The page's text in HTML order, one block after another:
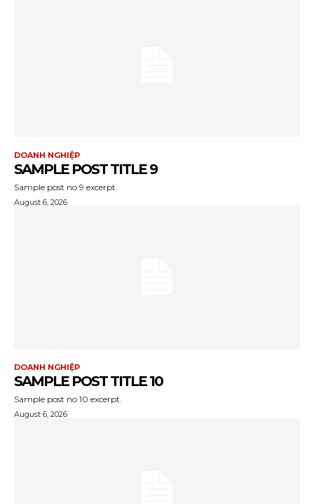
DOANH NGHIỆP
SAMPLE POST TITLE 9
Sample post no 9 excerpt.
August 6, 2026
DOANH NGHIỆP
SAMPLE POST TITLE 10
Sample post no 10 excerpt.
August 6, 2026